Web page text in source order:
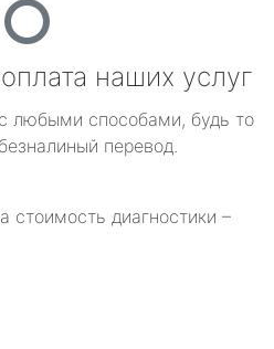
наших услуг
любыми способами, будь то
перевод.
стоимость диагностики –